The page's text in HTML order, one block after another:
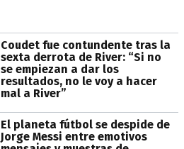
Coudet fue contundente tras la
sexta derrota de River: “Si no
se empiezan a dar los
resultados, no le voy a hacer
mal a River”
El planeta fútbol se despide de
Jorge Messi entre emotivos